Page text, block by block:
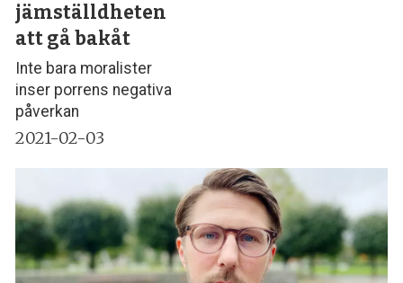
jämställdheten
att gå bakåt
Inte bara moralister
inser porrens negativa
påverkan
2021-02-03